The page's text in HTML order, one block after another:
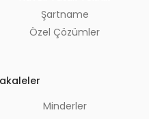
Şartname
Özel Çözümler
Minderler